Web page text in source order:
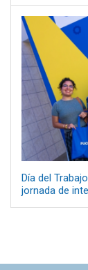
Día del
jornada de